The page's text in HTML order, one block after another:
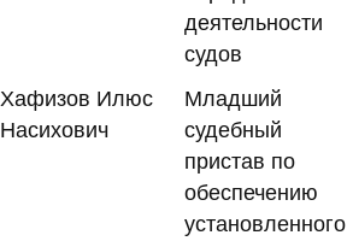
деятельности
судов
Хафизов Илюс
Насихович
Младший
судебный
пристав по
обеспечению
установленного